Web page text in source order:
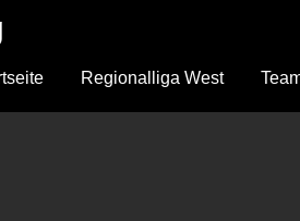
Regionalliga West